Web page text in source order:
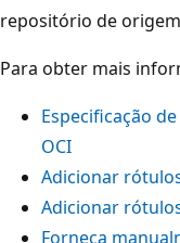
repositório de
Para obter mais
Especificação
OCI
Adicionar
Adicionar
Forneça